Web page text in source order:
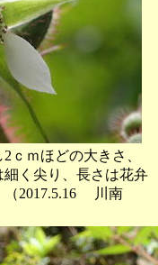
ｍほどの大きさ、
く尖り、長さは花弁
（2017.5.16 川南